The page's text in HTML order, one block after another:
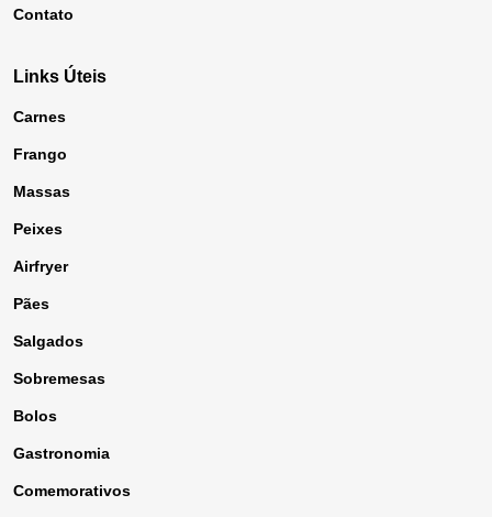
Contato
Links Úteis
Carnes
Frango
Massas
Peixes
Airfryer
Pães
Salgados
Sobremesas
Bolos
Gastronomia
Comemorativos